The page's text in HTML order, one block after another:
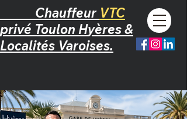
Chauffeur VTC
privé Toulon Hyères &
Localités Varoises.